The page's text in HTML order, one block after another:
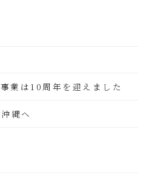
業は10周年を迎えました
縄へ